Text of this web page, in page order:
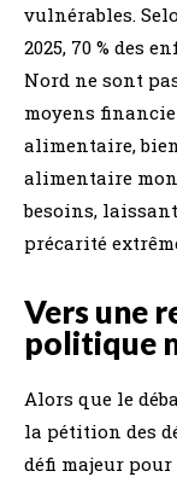
vulnérables.
2025, 70 % des
Nord ne sont
moyens
alimentaire,
alimentaire
besoins,
précarité
Vers une
politique
Alors que le
la pétition des
défi majeur